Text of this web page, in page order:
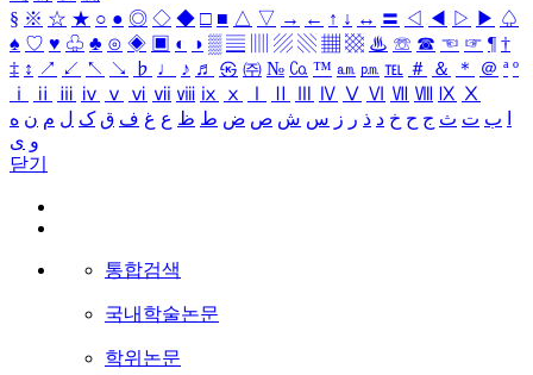
§ ※ ☆ ★ ○ ● ◎ ◇ ◆ □ ■ △ ▽ → ← ↑ ↓ ↔ 〓 ◁ ◀ ▷ ▶ ♤
♠ ♡ ♥ ♧ ♣ ⊙ ◈ ▣ ◐ ◑ ▒ ▤ ▨ ▧ ▦ ▩ ♨ ☏ ☎ ☜ ☞ ¶ †
‡ ↕ ↗ ↙ ↖ ↘ ♭ ♩ ♪ ♬ ㉿ ㈜ № ㏇ ™ ㏂ ㏘ ℡ ＃ ＆ ＊ ＠ ª º
ⅰ
ⅱ ⅲ ⅳ ⅴ ⅵ ⅶ ⅷ ⅸ ⅹ Ⅳ Ⅴ Ⅵ Ⅶ Ⅷ Ⅸ Ⅹ
ب ت ث ج ح خ د ذ ر ز س ش ص ض ط ظ ع غ ف ق ک ل م ن ه
و ی
닫기
통합검색
국내학술논문
학위논문